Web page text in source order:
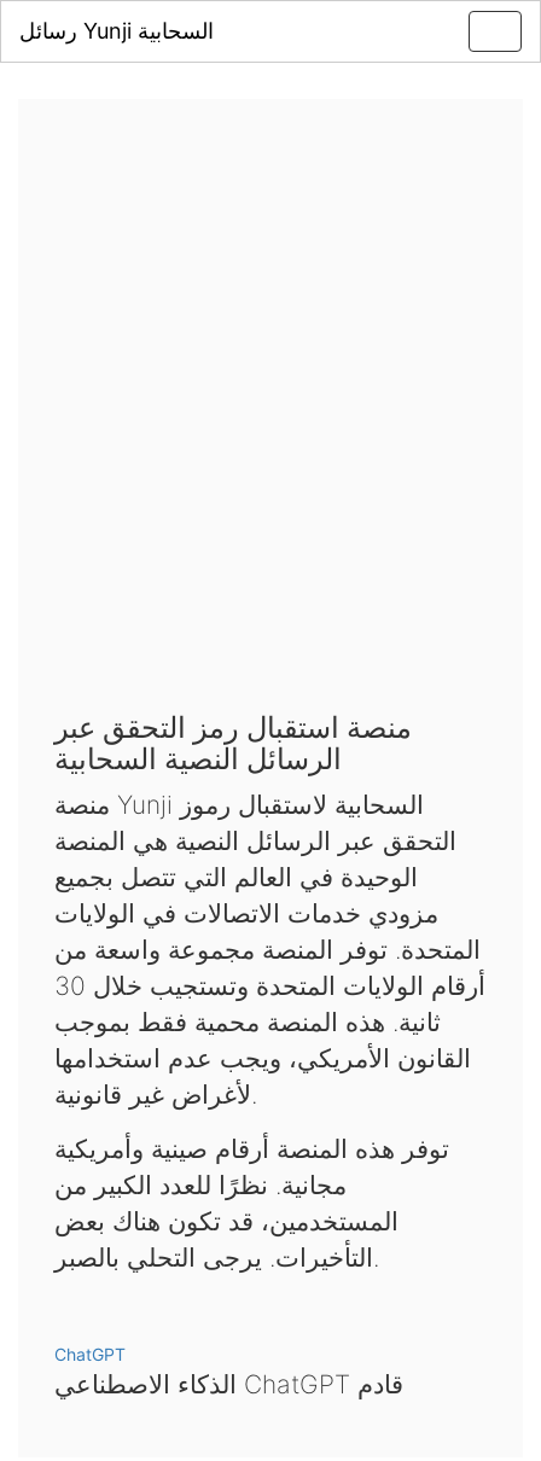
رسائل Yunji السحابية
منصة استقبال رمز التحقق عبر
الرسائل النصية السحابية
منصة Yunji السحابية لاستقبال رموز
التحقق عبر الرسائل النصية هي المنصة
الوحيدة في العالم التي تتصل بجميع
مزودي خدمات الاتصالات في الولايات
المتحدة. توفر المنصة مجموعة واسعة من
أرقام الولايات المتحدة وتستجيب خلال 30
ثانية. هذه المنصة محمية فقط بموجب
القانون الأمريكي، ويجب عدم استخدامها
لأغراض غير قانونية.
توفر هذه المنصة أرقام صينية وأمريكية
مجانية. نظرًا للعدد الكبير من
المستخدمين، قد تكون هناك بعض
التأخيرات. يرجى التحلي بالصبر.
ChatGPT
الذكاء الاصطناعي ChatGPT قادم